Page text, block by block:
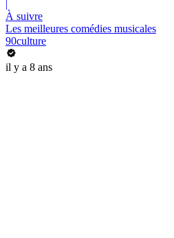
|
À suivre
Les meilleures comédies musicales
90culture
il y a 8 ans